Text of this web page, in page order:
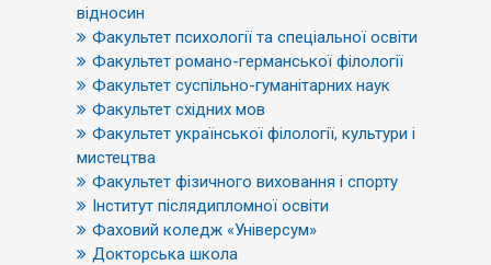
відносин
Факультет психології та спеціальної освіти
Факультет романо-германської філології
Факультет суспільно-гуманітарних наук
Факультет східних мов
Факультет української філології, культури і
мистецтва
Факультет фізичного виховання і спорту
Інститут післядипломної освіти
Фаховий коледж «Універсум»
Докторська школа